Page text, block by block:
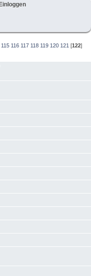
115 116 117 118 119 120 121 [122]